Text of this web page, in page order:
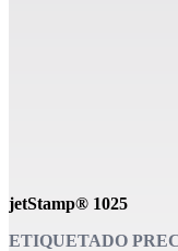
jetStamp® 1025
ETIQUETADO